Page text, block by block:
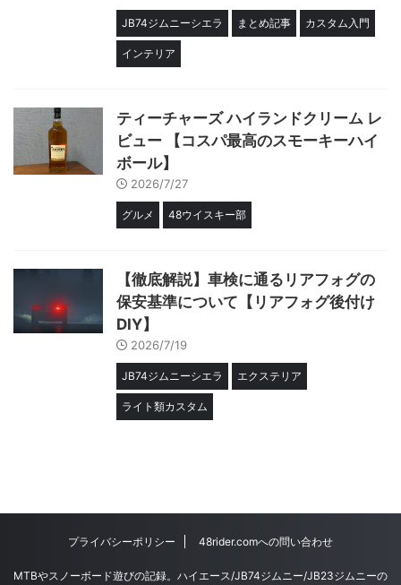
JB74ジムニーシエラ まとめ記事 カスタム入門
インテリア
ティーチャーズ ハイランドクリーム レ
ビュー 【コスパ最高のスモーキーハイ
ボール】
2026/7/27
グルメ 48ウイスキー部
【徹底解説】車検に通るリアフォグの
保安基準について【リアフォグ後付け
DIY】
2026/7/19
JB74ジムニーシエラ エクステリア
ライト類カスタム
プライバシーポリシー 48rider.comへの問い合わせ
MTBやスノーボード遊びの記録。ハイエース/JB74ジムニー/JB23ジムニーの